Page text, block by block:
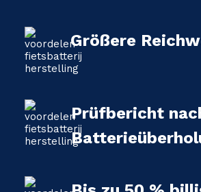
Größere
Prüfbericht